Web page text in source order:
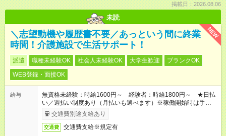
掲載日：2026.08.06
未読
NEW
＼志望動機や履歴書不要／あっという間に終業
時間！介護施設で生活サポート！
派遣 職種未経験OK 社会人未経験OK 大学生歓迎
ブランクOK
WEB登録・面接OK
給与
無資格未経験：時給1600円～ 経験者：時給1800円～ ★日払
い／週払い制度あり（月払いも選べます）※稼働開始時は手続き
完了次第のお支払いとなります。
交通費別途支給あり
交通費 交通費支給※規定有